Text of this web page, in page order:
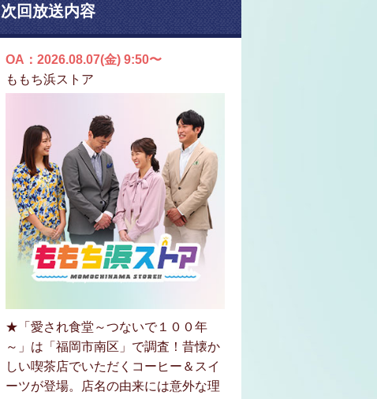
次回放送内容
OA：2026.08.07(金) 9:50〜
ももち浜ストア
★「愛され食堂～つないで１００年
～」は「福岡市南区」で調査！昔懐か
しい喫茶店でいただくコーヒー＆スイ
ーツが登場。店名の由来には意外な理